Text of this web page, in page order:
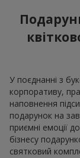
У поєднанні з
корпоративу,
наповнення
подарунок на
приємні емоції
бізнесу
святковий